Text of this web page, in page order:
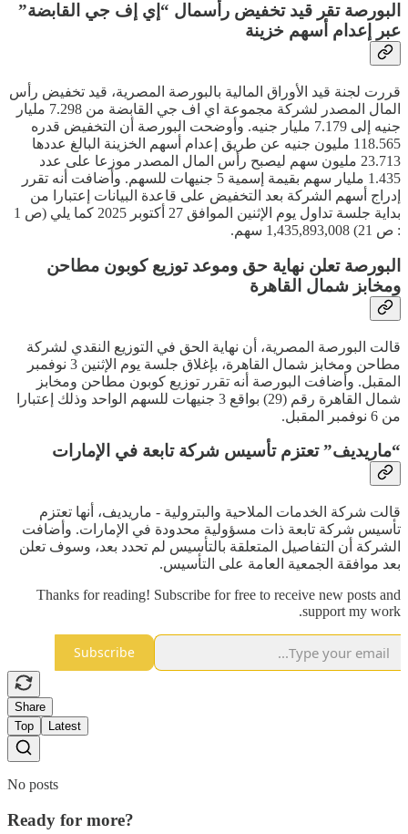
البورصة تقر قيد تخفيض رأسمال “إي إف جي القابضة”
عبر إعدام أسهم خزينة
قررت لجنة قيد الأوراق المالية بالبورصة المصرية، قيد تخفيض رأس
المال المصدر لشركة مجموعة اي اف جي القابضة من 7.298 مليار
جنيه إلى 7.179 مليار جنيه. وأوضحت البورصة أن التخفيض قدره
118.565 مليون جنيه عن طريق إعدام أسهم الخزينة البالغ عددها
23.713 مليون سهم ليصبح رأس المال المصدر موزعا على عدد
1.435 مليار سهم بقيمة إسمية 5 جنيهات للسهم. وأضافت أنه تقرر
إدراج أسهم الشركة بعد التخفيض على قاعدة البيانات إعتبارا من
بداية جلسة تداول يوم الإثنين الموافق 27 أكتوبر 2025 كما يلي (ص 1
: ص 21) 1,435,893,008 سهم.
البورصة تعلن نهاية حق وموعد توزيع كوبون مطاحن
ومخابز شمال القاهرة
قالت البورصة المصرية، أن نهاية الحق في التوزيع النقدي لشركة
مطاحن ومخابز شمال القاهرة، بإغلاق جلسة يوم الإثنين 3 نوفمبر
المقبل. وأضافت البورصة أنه تقرر توزيع كوبون مطاحن ومخابز
شمال القاهرة رقم (29) بواقع 3 جنيهات للسهم الواحد وذلك إعتبارا
من 6 نوفمبر المقبل.
“ماريديف” تعتزم تأسيس شركة تابعة في الإمارات
قالت شركة الخدمات الملاحية والبترولية - ماريديف، أنها تعتزم
تأسيس شركة تابعة ذات مسؤولية محدودة في الإمارات. وأضافت
الشركة أن التفاصيل المتعلقة بالتأسيس لم تحدد بعد، وسوف تعلن
بعد موافقة الجمعية العامة على التأسيس.
Thanks for reading! Subscribe for free to receive new posts and
support my work.
Subscribe
Share
Top
Latest
No posts
Ready for more?